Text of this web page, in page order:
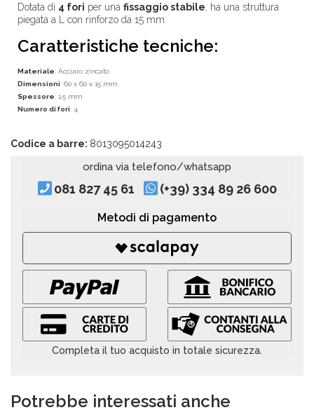
Dotata di 4 fori per una fissaggio stabile, ha una struttura
piegata a L con rinforzo da 15 mm.
Caratteristiche tecniche:
Materiale: Acciaio zincato
Dimensioni: 60 x 60 x 15 mm
Spessore: 1,5 mm
Numero di fori: 4
Codice a barre: 8013095014243
ordina via telefono/whatsapp
081 827 45 61 (+39) 334 89 26 600
Metodi di pagamento
Completa il tuo acquisto in totale sicurezza.
Potrebbe interessati anche